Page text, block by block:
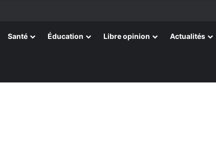
Santé Éducation Libre opinion Actualités